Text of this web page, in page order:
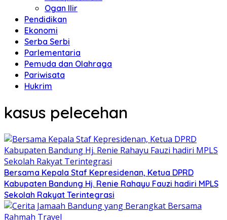
Ogan Ilir
Pendidikan
Ekonomi
Serba Serbi
Parlementaria
Pemuda dan Olahraga
Pariwisata
Hukrim
kasus pelecehan
Bersama Kepala Staf Kepresidenan, Ketua DPRD
Kabupaten Bandung Hj. Renie Rahayu Fauzi hadiri MPLS
Sekolah Rakyat Terintegrasi